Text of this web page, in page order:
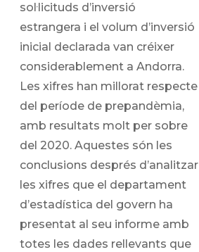
sol·licituds d’inversió
estrangera i el volum d’inversió
inicial declarada van créixer
considerablement a Andorra.
Les xifres han millorat respecte
del període de prepandèmia,
amb resultats molt per sobre
del 2020. Aquestes són les
conclusions després d’analitzar
les xifres que el departament
d’estadística del govern ha
presentat al seu informe amb
totes les dades rellevants que